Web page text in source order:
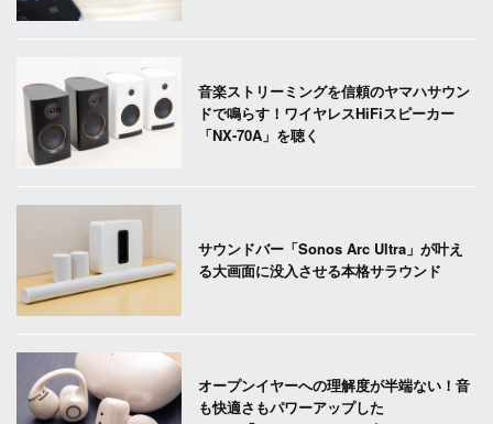
音楽ストリーミングを信頼のヤマハサウン
ドで鳴らす！ワイヤレスHiFiスピーカー
「NX-70A」を聴く
サウンドバー「Sonos Arc Ultra」が叶え
る大画面に没入させる本格サラウンド
オープンイヤーへの理解度が半端ない！音
も快適さもパワーアップした